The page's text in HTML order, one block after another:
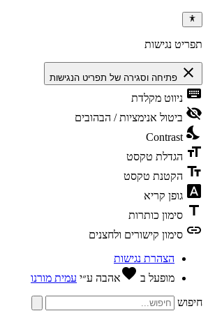
נגישות
close פתיחה וסגירה של תפריט הנגישות
ניווט מקלדת
ביטול אנימציות / הבהובים
Contrast
הגדלת טקסט
הקטנת טקסט
גופן קריא
סימון כותרות
סימון קישורים ולחצנים
הצהרת נגישות
מופעל בfavoriteאהבהע״יעמית מורנו